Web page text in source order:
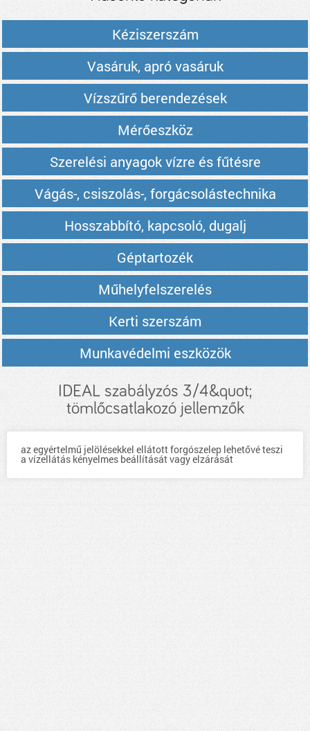
Kéziszerszám
Vasáruk, apró vasáruk
Vízszűrő berendezések
Mérőeszköz
Szerelési anyagok vízre és fűtésre
Vágás-, csiszolás-, forgácsolástechnika
Hosszabbító, kapcsoló, dugalj
Géptartozék
Műhelyfelszerelés
Kerti szerszám
Munkavédelmi eszközök
IDEAL szabályzós 3/4&quot;
tömlőcsatlakozó jellemzők
az egyértelmű jelölésekkel ellátott forgószelep lehetővé teszi
a vízellátás kényelmes beállítását vagy elzárását